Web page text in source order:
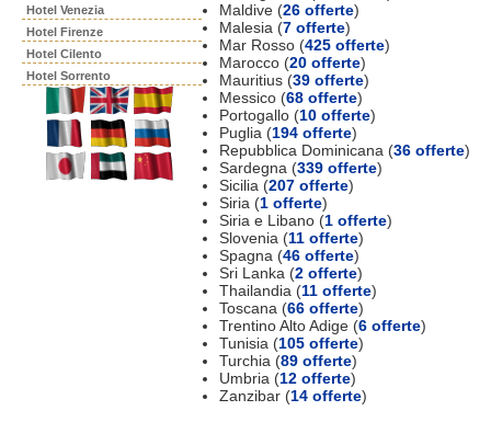
Hotel Venezia
Hotel Firenze
Hotel Cilento
Hotel Sorrento
Maldive (26 offerte)
Malesia (7 offerte)
Mar Rosso (425 offerte)
Marocco (20 offerte)
Mauritius (39 offerte)
Messico (68 offerte)
Portogallo (10 offerte)
Puglia (194 offerte)
Repubblica Dominicana (36 offerte)
Sardegna (339 offerte)
Sicilia (207 offerte)
Siria (1 offerte)
Siria e Libano (1 offerte)
Slovenia (11 offerte)
Spagna (46 offerte)
Sri Lanka (2 offerte)
Thailandia (11 offerte)
Toscana (66 offerte)
Trentino Alto Adige (6 offerte)
Tunisia (105 offerte)
Turchia (89 offerte)
Umbria (12 offerte)
Zanzibar (14 offerte)